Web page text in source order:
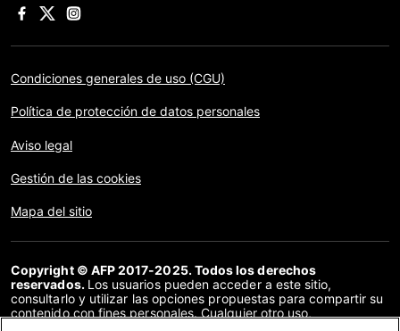
Condiciones generales de uso (CGU)
Política de protección de datos personales
Aviso legal
Gestión de las cookies
Mapa del sitio
Copyright © AFP 2017-2025. Todos los derechos
reservados. Los usuarios pueden acceder a este sitio,
consultarlo y utilizar las opciones propuestas para compartir su
contenido con fines personales. Cualquier otro uso,